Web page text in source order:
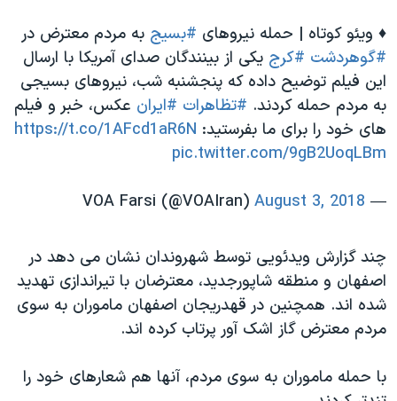
♦️ ویئو کوتاه | حمله نیروهای #بسیج به مردم معترض در
#گوهردشت #کرج یکی از بینندگان صدای آمریکا با ارسال
این فیلم توضیح داده که پنجشنبه شب، نیروهای بسیجی
به مردم حمله کردند. #تظاهرات #ایران عكس، خبر و فيلم
هاى خود را براى ما بفرستيد: https://t.co/1AFcd1aR6N
pic.twitter.com/9gB2UoqLBm
— VOA Farsi (@VOAIran)
August 3, 2018
چند گزارش ویدئویی توسط شهروندان نشان می دهد در
اصفهان و منطقه شاپورجدید، معترضان با تیراندازی تهدید
شده اند. همچنین در قهدریجان اصفهان ماموران به سوی
مردم معترض گاز اشک آور پرتاب کرده اند.
با حمله ماموران به سوی مردم، آنها هم شعارهای خود را